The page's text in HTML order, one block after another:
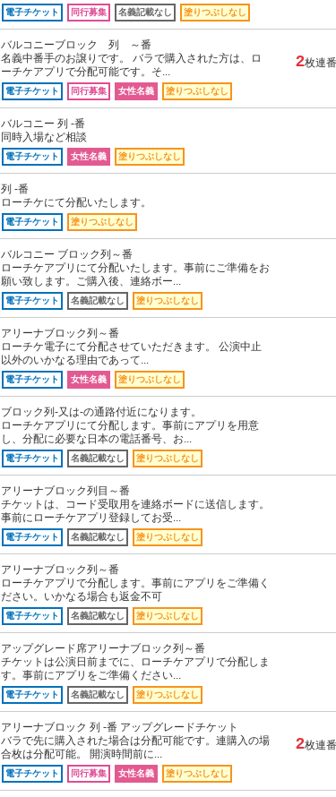
電子チケット 同行募集 名義記載なし 塗りつぶしなし
バルコニーブロック 列 ～番
名義中番手のお譲りです。 バラで購入された方は、ロ
ーチケアプリで分配可能です。そ...
電子チケット 同行募集 女性名義 塗りつぶしなし
2枚連
バルコニー 列 -番
同時入場など相談
電子チケット 女性名義 塗りつぶしなし
列 -番
ローチケにて分配いたします。
電子チケット 塗りつぶしなし
バルコニー ブロック列～番
ローチケアプリにて分配いたします。事前にご準備をお
願い致します。ご購入後、連絡ボー...
電子チケット 名義記載なし 塗りつぶしなし
アリーナブロック列～番
ローチケ電子にて分配させていただきます。 公演中止
以外のいかなる理由であって...
電子チケット 女性名義 塗りつぶしなし
ブロック列-又は-の通路付近になります。
ローチケアプリにて分配します。事前にアプリを用意
し、分配に必要な日本の電話番号、お...
電子チケット 名義記載なし 塗りつぶしなし
アリーナブロック列目～番
チケットは、コード受取用を連絡ボードに送信します。
事前にローチケアプリ登録してお受...
電子チケット 名義記載なし 塗りつぶしなし
アリーナブロック列～番
ローチケアプリで分配します。事前にアプリをご準備く
ださい。いかなる場合も返金不可
電子チケット 名義記載なし 塗りつぶしなし
アップグレード席アリーナブロック列～番
チケットは公演日前までに、ローチケアプリで分配しま
す。事前にアプリをご準備ください...
電子チケット 名義記載なし 塗りつぶしなし
アリーナブロック 列 -番 アップグレードチケット
バラで先に購入された場合は分配可能です。連購入の場
合枚は分配可能。 開演時間前に...
電子チケット 同行募集 女性名義 塗りつぶしなし
2枚連